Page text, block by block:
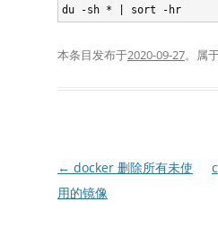
本条目发布于2020-09-27。属
文
章
← docker 删除所有未使
用的镜像